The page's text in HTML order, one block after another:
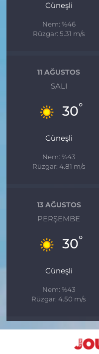
Güneşli
Nem: %46
Rüzgar: 5.31 m/s
11 AĞUSTOS
SALI
30°
Güneşli
Nem: %43
Rüzgar: 4.81 m/s
13 AĞUSTOS
PERŞEMBE
30°
Güneşli
Nem: %43
Rüzgar: 4.50 m/s